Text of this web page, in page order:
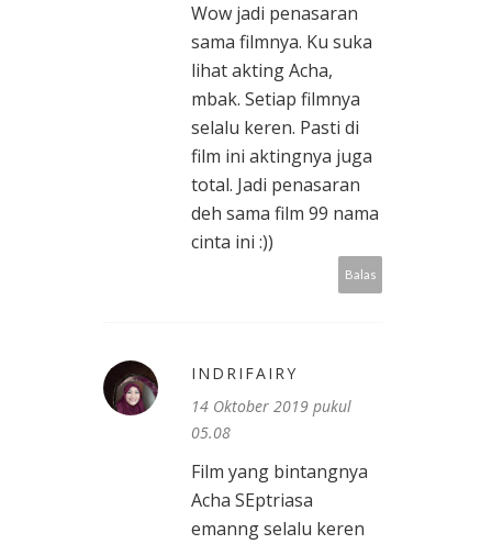
Wow jadi penasaran
sama filmnya. Ku suka
lihat akting Acha,
mbak. Setiap filmnya
selalu keren. Pasti di
film ini aktingnya juga
total. Jadi penasaran
deh sama film 99 nama
cinta ini :))
Balas
INDRIFAIRY
14 Oktober 2019 pukul
05.08
Film yang bintangnya
Acha SEptriasa
emanng selalu keren